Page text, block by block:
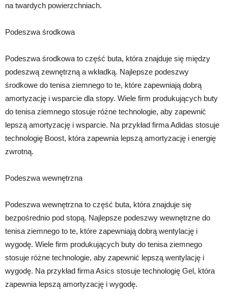
na twardych powierzchniach.
Podeszwa środkowa
Podeszwa środkowa to część buta, która znajduje się między
podeszwą zewnętrzną a wkładką. Najlepsze podeszwy
środkowe do tenisa ziemnego to te, które zapewniają dobrą
amortyzację i wsparcie dla stopy. Wiele firm produkujących buty
do tenisa ziemnego stosuje różne technologie, aby zapewnić
lepszą amortyzację i wsparcie. Na przykład firma Adidas stosuje
technologię Boost, która zapewnia lepszą amortyzację i energię
zwrotną.
Podeszwa wewnętrzna
Podeszwa wewnętrzna to część buta, która znajduje się
bezpośrednio pod stopą. Najlepsze podeszwy wewnętrzne do
tenisa ziemnego to te, które zapewniają dobrą wentylację i
wygodę. Wiele firm produkujących buty do tenisa ziemnego
stosuje różne technologie, aby zapewnić lepszą wentylację i
wygodę. Na przykład firma Asics stosuje technologię Gel, która
zapewnia lepszą amortyzację i wygodę.